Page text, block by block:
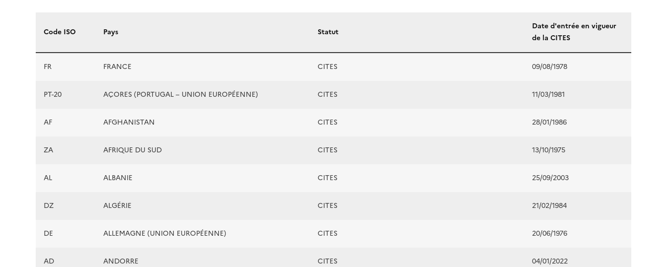
Liste des pays
Code ISO Pays Statut
Date d'entrée en vigueur
de la CITES
FR FRANCE CITES 09/08/1978
PT-20 AÇORES (PORTUGAL – UNION EUROPÉENNE) CITES 11/03/1981
AF AFGHANISTAN CITES 28/01/1986
ZA AFRIQUE DU SUD CITES 13/10/1975
AL ALBANIE CITES 25/09/2003
DZ ALGÉRIE CITES 21/02/1984
DE ALLEMAGNE (UNION EUROPÉENNE) CITES 20/06/1976
AD ANDORRE CITES 04/01/2022